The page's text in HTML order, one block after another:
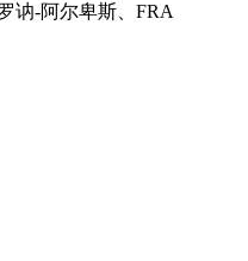
讷-阿尔卑斯、FRA